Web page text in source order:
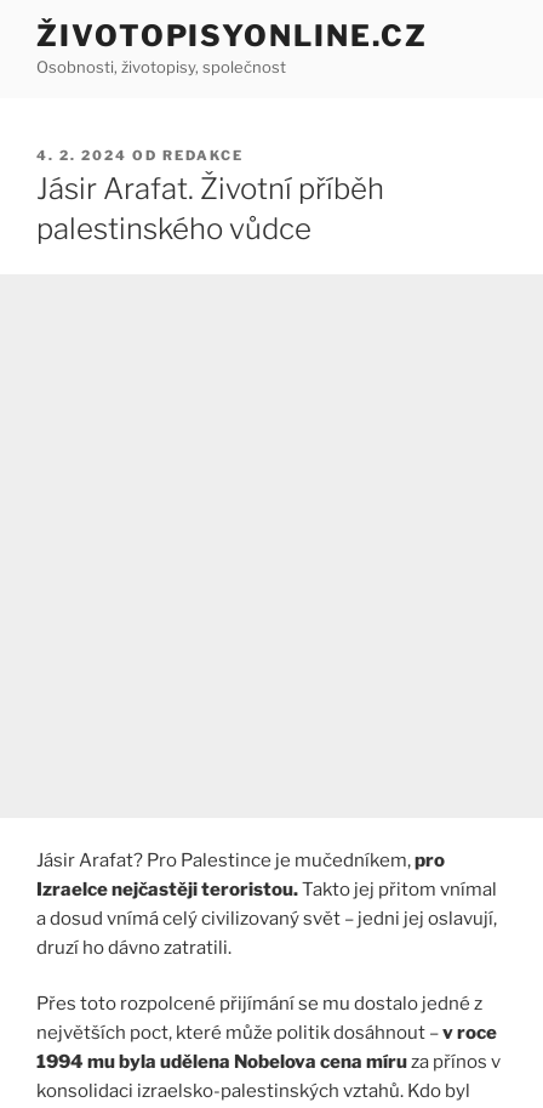
Přejít
obsahu
ŽIVOTOPISYONLINE.CZ
Osobnosti, životopisy, společnost
PUBLIKOVÁNO
4. 2. 2024 OD REDAKCE
Jásir Arafat. Životní příběh
palestinského vůdce
Jásir Arafat? Pro Palestince je mučedníkem,pro
Izraelce nejčastěji teroristou.Takto jej přitom vnímal
a dosud vnímá celý civilizovaný svět – jedni jej oslavují,
druzí ho dávno zatratili.
Přes toto rozpolcené přijímání se mu dostalo jedné z
největších poct, které může politik dosáhnout –v roce
1994 mu byla udělena Nobelova cena míruza přínos v
konsolidaci izraelsko-palestinských vztahů. Kdo byl